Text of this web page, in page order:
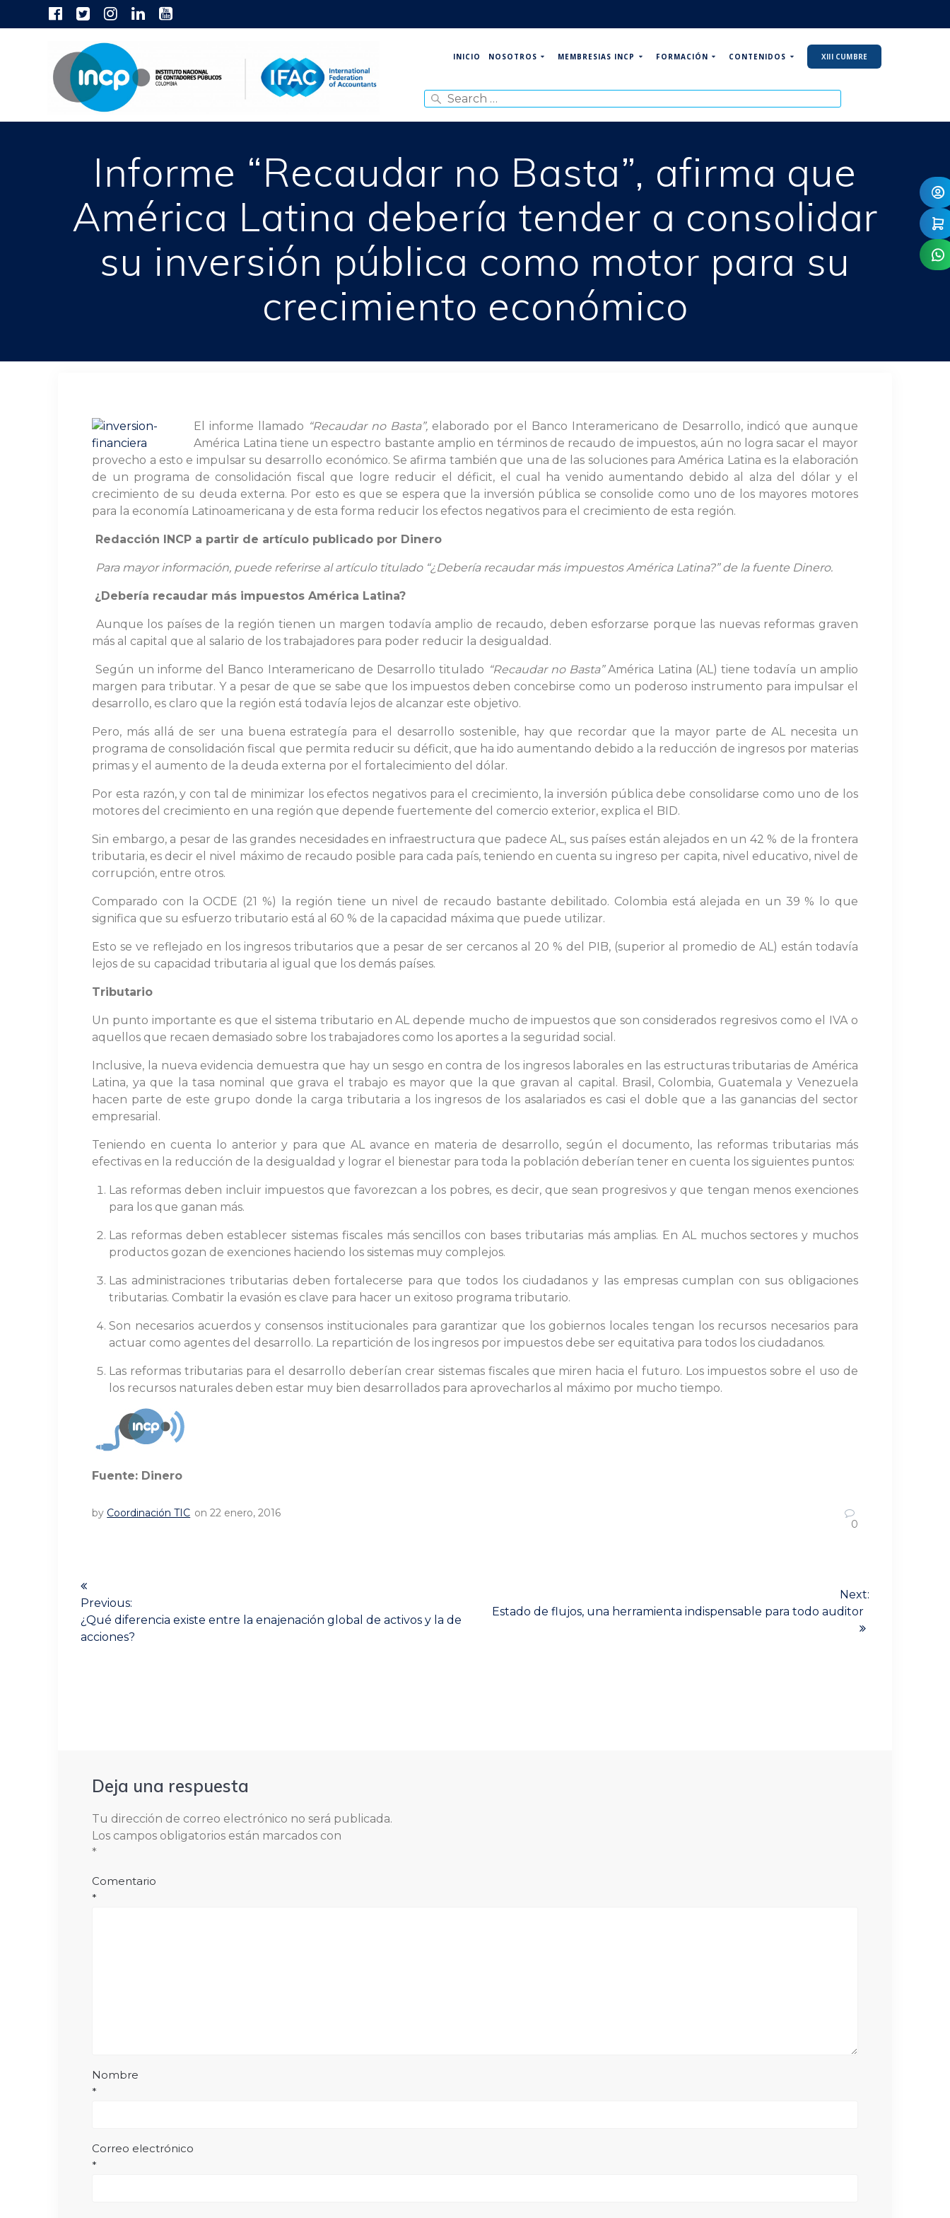
INICIO NOSOTROS MEMBRESIAS INCP FORMACIÓN CONTENIDOS XIII CUMBRE
for:
Informe “Recaudar no Basta”, afirma que
América Latina debería tender a consolidar
su inversión pública como motor para su
crecimiento económico
El informe llamado “Recaudar no Basta”, elaborado por el Banco Interamericano de Desarrollo, indicó que aunque
América Latina tiene un espectro bastante amplio en términos de recaudo de impuestos, aún no logra sacar el mayor
provecho a esto e impulsar su desarrollo económico. Se afirma también que una de las soluciones para América Latina es la elaboración
de un programa de consolidación fiscal que logre reducir el déficit, el cual ha venido aumentando debido al alza del dólar y el
crecimiento de su deuda externa. Por esto es que se espera que la inversión pública se consolide como uno de los mayores motores
para la economía Latinoamericana y de esta forma reducir los efectos negativos para el crecimiento de esta región.
Redacción INCP a partir de artículo publicado por Dinero
Para mayor información, puede referirse al artículo titulado “¿Debería recaudar más impuestos América Latina?” de la fuente Dinero.
¿Debería recaudar más impuestos América Latina?
Aunque los países de la región tienen un margen todavía amplio de recaudo, deben esforzarse porque las nuevas reformas graven
más al capital que al salario de los trabajadores para poder reducir la desigualdad.
Según un informe del Banco Interamericano de Desarrollo titulado “Recaudar no Basta”América Latina (AL) tiene todavía un amplio
margen para tributar. Y a pesar de que se sabe que los impuestos deben concebirse como un poderoso instrumento para impulsar el
desarrollo, es claro que la región está todavía lejos de alcanzar este objetivo.
Pero, más allá de ser una buena estrategía para el desarrollo sostenible, hay que recordar que la mayor parte de AL necesita un
programa de consolidación fiscal que permita reducir su déficit, que ha ido aumentando debido a la reducción de ingresos por materias
primas y el aumento de la deuda externa por el fortalecimiento del dólar.
Por esta razón, y con tal de minimizar los efectos negativos para el crecimiento, la inversión pública debe consolidarse como uno de los
motores del crecimiento en una región que depende fuertemente del comercio exterior, explica el BID.
Sin embargo, a pesar de las grandes necesidades en infraestructura que padece AL, sus países están alejados en un 42 % de la frontera
tributaria, es decir el nivel máximo de recaudo posible para cada país, teniendo en cuenta su ingreso per capita, nivel educativo, nivel de
corrupción, entre otros.
Comparado con la OCDE (21 %) la región tiene un nivel de recaudo bastante debilitado. Colombia está alejada en un 39 % lo que
significa que su esfuerzo tributario está al 60 % de la capacidad máxima que puede utilizar.
Esto se ve reflejado en los ingresos tributarios que a pesar de ser cercanos al 20 % del PIB, (superior al promedio de AL) están todavía
lejos de su capacidad tributaria al igual que los demás países.
Tributario
Un punto importante es que el sistema tributario en AL depende mucho de impuestos que son considerados regresivos como el IVA o
aquellos que recaen demasiado sobre los trabajadores como los aportes a la seguridad social.
Inclusive, la nueva evidencia demuestra que hay un sesgo en contra de los ingresos laborales en las estructuras tributarias de América
Latina, ya que la tasa nominal que grava el trabajo es mayor que la que gravan al capital. Brasil, Colombia, Guatemala y Venezuela
hacen parte de este grupo donde la carga tributaria a los ingresos de los asalariados es casi el doble que a las ganancias del sector
empresarial.
Teniendo en cuenta lo anterior y para que AL avance en materia de desarrollo, según el documento, las reformas tributarias más
efectivas en la reducción de la desigualdad y lograr el bienestar para toda la población deberían tener en cuenta los siguientes puntos:
Las reformas deben incluir impuestos que favorezcan a los pobres, es decir, que sean progresivos y que tengan menos exenciones
para los que ganan más.
Las reformas deben establecer sistemas fiscales más sencillos con bases tributarias más amplias. En AL muchos sectores y muchos
productos gozan de exenciones haciendo los sistemas muy complejos.
Las administraciones tributarias deben fortalecerse para que todos los ciudadanos y las empresas cumplan con sus obligaciones
tributarias. Combatir la evasión es clave para hacer un exitoso programa tributario.
Son necesarios acuerdos y consensos institucionales para garantizar que los gobiernos locales tengan los recursos necesarios para
actuar como agentes del desarrollo. La repartición de los ingresos por impuestos debe ser equitativa para todos los ciudadanos.
Las reformas tributarias para el desarrollo deberían crear sistemas fiscales que miren hacia el futuro. Los impuestos sobre el uso de
los recursos naturales deben estar muy bien desarrollados para aprovecharlos al máximo por mucho tiempo.
Fuente: Dinero
by Coordinación TIC on 22 enero, 2016
0
Navegación
de
entradas
Previous:
Previous
post:
¿Qué diferencia existe entre la enajenación global de activos y la de
acciones?
Next:
Next
Estado de flujos, una herramienta indispensable para todo auditor
Deja una respuesta
Tu dirección de correo electrónico no será publicada.
Los campos obligatorios están marcados con
*
Comentario
*
Nombre
*
Correo electrónico
*